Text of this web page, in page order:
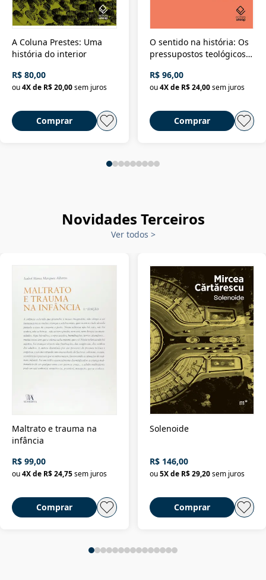
A Coluna Prestes: Uma
história do interior
R$ 80,00
ou4X de R$ 20,00sem juros
Comprar
O sentido na história: Os
pressupostos teológicos
R$ 96,00
ou 4X de R$ 24,00 sem juros
Comprar
Novidades Terceiros
Ver todos >
Maltrato e trauma na
infância
R$ 99,00
ou4X de R$ 24,75sem juros
Comprar
Solenoide
R$ 146,00
ou 5X de R$ 29,20 sem juros
Comprar